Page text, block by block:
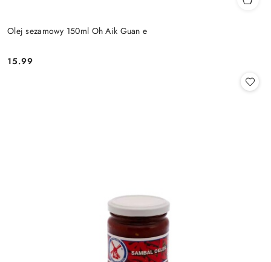
Olej sezamowy 150ml Oh Aik Guan e
Cena:
15.99